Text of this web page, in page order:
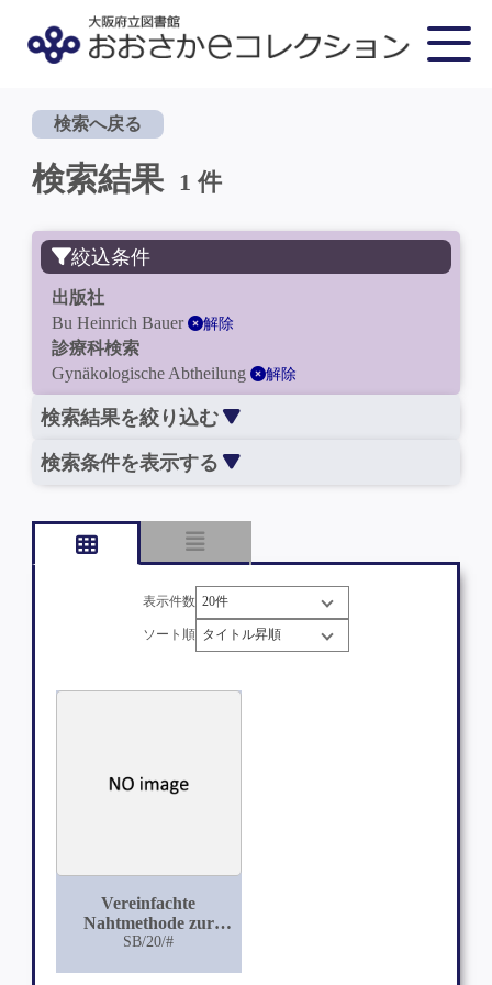
検索へ戻る
検索結果 1 件
絞込条件
出版社
Bu Heinrich Bauer
解除
診療科検索
Gynäkologische Abtheilung
解除
検索結果を絞り込む
検索条件を表示する
表示件数
ソート順
Vereinfachte
Nahtmethode zur
Vereinigung frischer
SB/20/#